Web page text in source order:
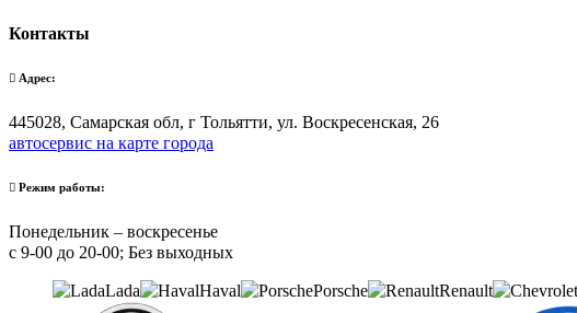
Контакты
Адрес:
445028, Самарская обл, г Тольятти, ул. Воскресенская, 26
автосервис на карте города
Режим работы:
Понедельник – воскресенье
с 9-00 до 20-00; Без выходных
Lada Haval Porsche Renault